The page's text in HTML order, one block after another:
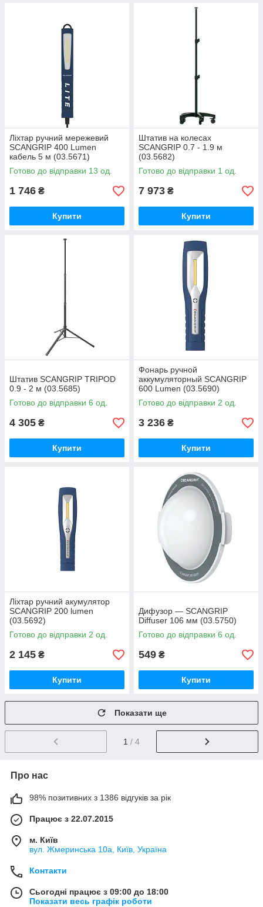
Ліхтар ручний мережевий
SCANGRIP 400 Lumen
кабель 5 м (03.5671)
Готово до відправки 13 од.
1 746 ₴
Купити
Штатив на колесах
SCANGRIP 0.7 - 1.9 м
(03.5682)
Готово до відправки 1 од.
7 973 ₴
Купити
Штатив SCANGRIP TRIPOD
0.9 - 2 м (03.5685)
Готово до відправки 6 од.
4 305 ₴
Купити
Фонарь ручной
аккумуляторный SCANGRIP
600 Lumen (03.5690)
Готово до відправки 2 од.
3 236 ₴
Купити
Ліхтар ручний акумулятор
SCANGRIP 200 lumen
(03.5692)
Готово до відправки 2 од.
2 145 ₴
Купити
Дифузор — SCANGRIP
Diffuser 106 мм (03.5750)
Готово до відправки 6 од.
549 ₴
Купити
Показати ще
1 / 4
Про нас
98% позитивних з 1386 відгуків за рік
Працює з 22.07.2015
м. Київ
вул. Жмеринська 10а, Київ, Україна
Контакти
Сьогодні працює з 09:00 до 18:00
Показати весь графік роботи